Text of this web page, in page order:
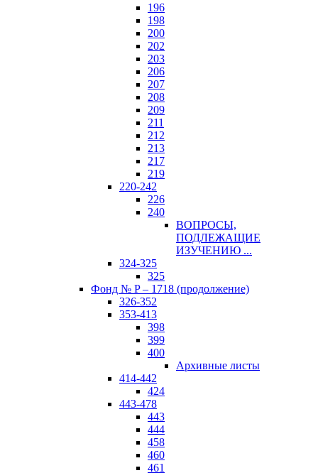
196
198
200
202
203
206
207
208
209
211
212
213
217
219
220-242
226
240
ВОПРОСЫ,
ПОДЛЕЖАЩИЕ
ИЗУЧЕНИЮ ...
324-325
325
Фонд № P – 1718 (продолжение)
326-352
353-413
398
399
400
Архивные листы
414-442
424
443-478
443
444
458
460
461